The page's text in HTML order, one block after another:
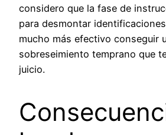
considero que la fase de
para desmontar
mucho más efectivo conseguir
sobreseimiento temprano que
juicio.